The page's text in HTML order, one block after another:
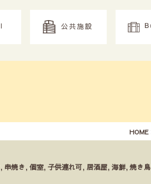
HOME
, 串焼き, 個室, 子供連れ可, 居酒屋, 海鮮,焼き鳥